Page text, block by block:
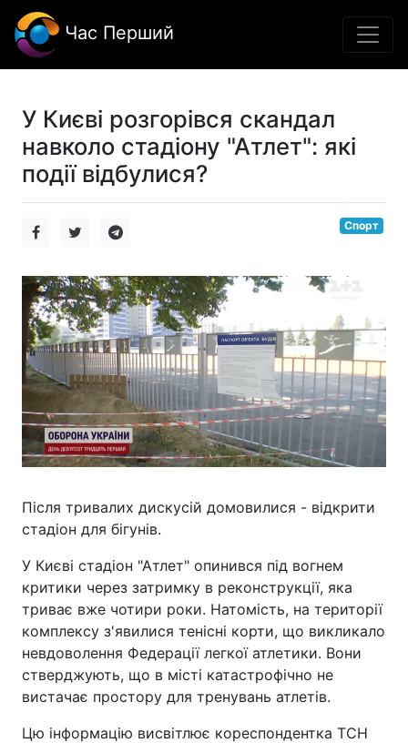
Час Перший
У Києві розгорівся скандал
навколо стадіону "Атлет": які
події відбулися?
Спорт
Після тривалих дискусій домовилися - відкрити
стадіон для бігунів.
У Києві стадіон "Атлет" опинився під вогнем
критики через затримку в реконструкції, яка
триває вже чотири роки. Натомість, на території
комплексу з'явилися тенісні корти, що викликало
невдоволення Федерації легкої атлетики. Вони
стверджують, що в місті катастрофічно не
вистачає простору для тренувань атлетів.
Цю інформацію висвітлює кореспондентка ТСН